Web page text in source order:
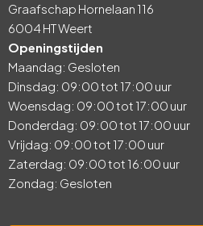
Graafschap Hornelaan 116
6004 HT Weert
Openingstijden
Maandag: Gesloten
Dinsdag: 09:00 tot 17:00 uur
Woensdag: 09:00 tot 17:00 uur
Donderdag: 09:00 tot 17:00 uur
Vrijdag: 09:00 tot 17:00 uur
Zaterdag: 09:00 tot 16:00 uur
Zondag: Gesloten